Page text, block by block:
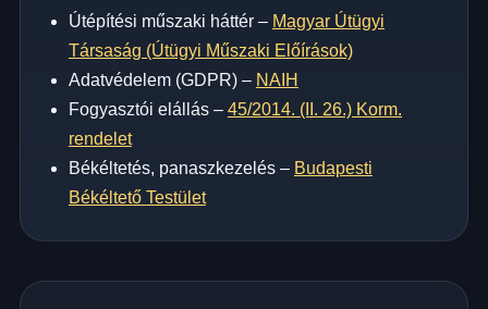
Útépítési műszaki háttér – Magyar Útügyi
Társaság (Útügyi Műszaki Előírások)
Adatvédelem (GDPR) – NAIH
Fogyasztói elállás – 45/2014. (II. 26.) Korm.
rendelet
Békéltetés, panaszkezelés – Budapesti
Békéltető Testület